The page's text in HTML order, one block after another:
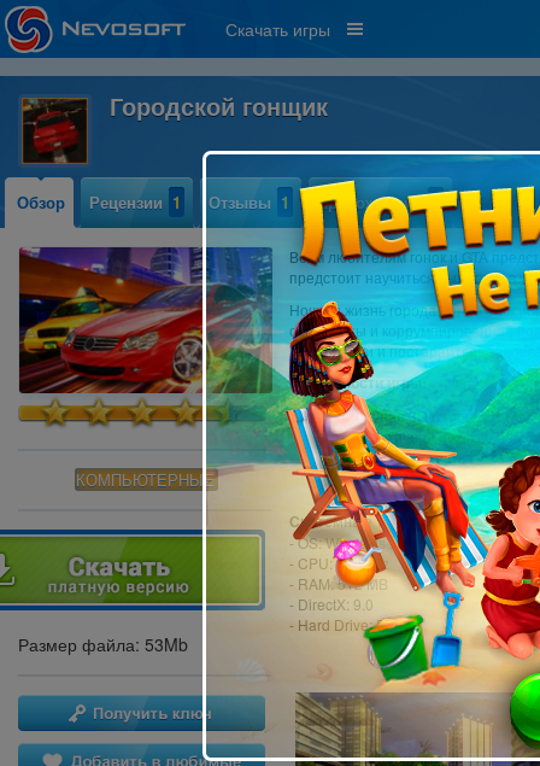
Скачать игры
Городской гонщик
Обзор Рецензии 1 Отзывы 1 Прохождение 2
КОМПЬЮТЕРНЫЕ
Размер файла: 53Mb
Всем любителям гонок и GTA
предстоит научиться выживать в
Ночная жизнь города полна
оппоненты и коррумпированная
новые тачки и постарайтесь
Особенности игры:
Отличная 3D графика на
Реалистичная физика
Тематическое звуковое
Системные требования:
- OS: Windows XP(с
- CPU: 1,7 GHz
- RAM: 512 MB
- DirectX: 9.0
- Hard Drive: 52 MB